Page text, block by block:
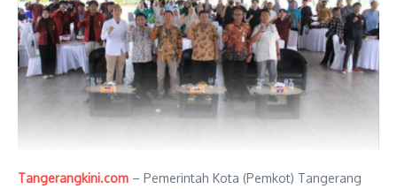
Tangerangkini.com – Pemerintah Kota (Pemkot) Tangerang